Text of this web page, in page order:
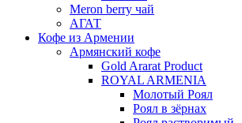
Meron berry чай
АГАТ
Кофе из Армении
Армянский кофе
Gold Ararat Product
ROYAL ARMENIA
Молотый Роял
Роял в зёрнах